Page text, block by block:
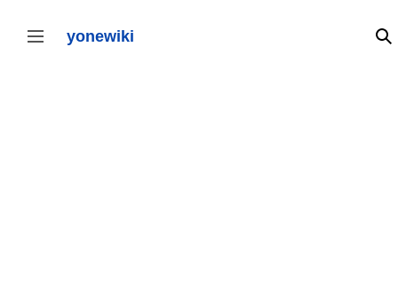
テ
サイドバーの切り替え yonewiki 検